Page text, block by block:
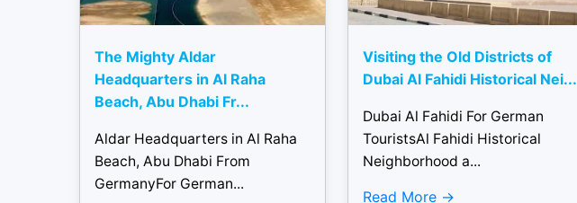
The Mighty Aldar
Headquarters in Al Raha
Beach, Abu Dhabi Fr...
Aldar Headquarters in Al Raha
Beach, Abu Dhabi From
GermanyFor German...
Visiting the Old Districts of
Dubai Al Fahidi Historical Nei...
Dubai Al Fahidi For German
TouristsAl Fahidi Historical
Neighborhood a...
Read More